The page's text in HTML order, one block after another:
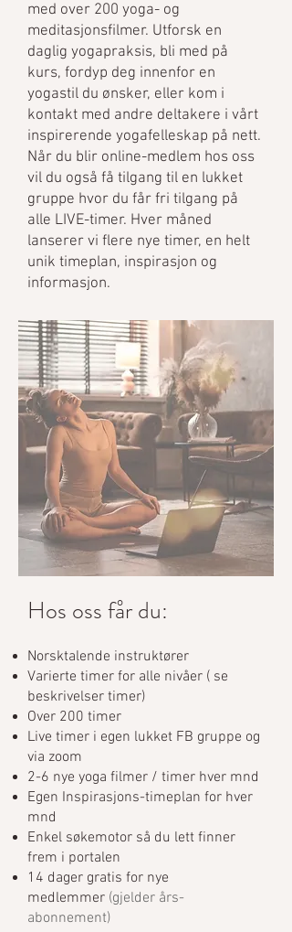
med over 200 yoga- og
meditasjonsfilmer. Utforsk en
daglig yogapraksis, bli med på
kurs, fordyp deg innenfor en
yogastil du ønsker, eller kom i
kontakt med andre deltakere i vårt
inspirerende yogafelleskap på nett.
Når du blir online-medlem hos oss
vil du også få tilgang til en lukket
gruppe hvor du får fri tilgang på
alle LIVE-timer. Hver måned
lanserer vi flere nye timer, en helt
unik timeplan, inspirasjon og
informasjon.
Hos oss får du:
Norsktalende instruktører
Varierte timer for alle nivåer ( se
beskrivelser timer)
Over 200 timer
Live timer i egen lukket FB gruppe og
via zoom
2-6 nye yoga filmer / timer hver mnd
Egen Inspirasjons-timeplan for hver
mnd
Enkel søkemotor så du lett finner
frem i portalen
14 dager gratis for nye
medlemmer (gjelder års-
abonnement)